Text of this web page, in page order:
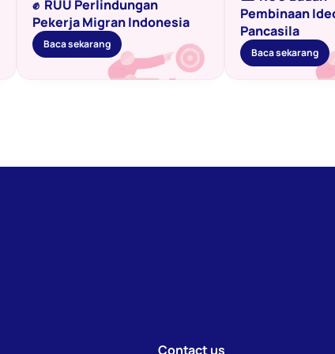
✊  RUU Perlindungan
Pekerja Migran Indonesia
Baca sekarang
Pembinaan
Pancasila
Baca sekarang
Contact us